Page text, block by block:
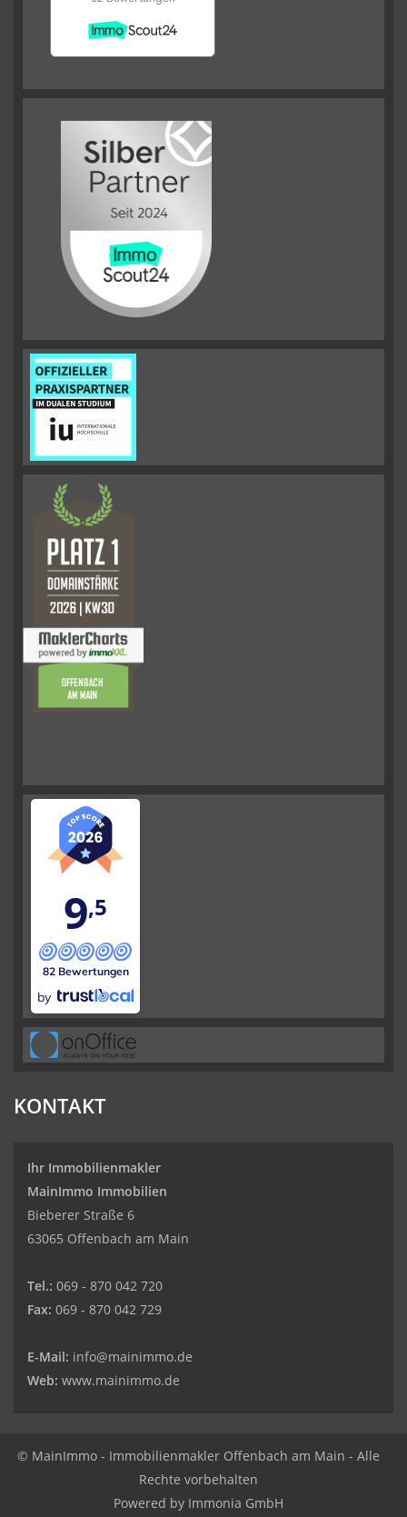
9,5
82 Bewertungen
by
KONTAKT
Ihr Immobilienmakler
MainImmo Immobilien
Bieberer Straße 6
63065 Offenbach am Main
Tel.: 069 - 870 042 720
Fax: 069 - 870 042 729
E-Mail: info@mainimmo.de
Web: www.mainimmo.de
© MainImmo - Immobilienmakler Offenbach am Main - Alle
Rechte vorbehalten
Powered by Immonia GmbH